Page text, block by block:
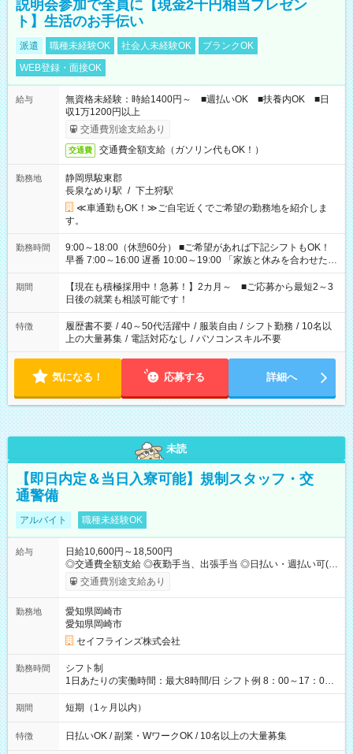
説明会参加で全員に【現金2千円相当プレゼン
ト】生活のお手伝い
派遣 職種未経験OK 社会人未経験OK
ブランクOK
WEB登録・面接OK
給与
無資格未経験：時給1400円～ ■週払いOK ■扶養内OK ■日
収1万1200円以上
交通費別途支給あり
交通費 交通費全額支給（ガソリン代もOK！）
勤務地
静岡県駿東郡
長泉なめり駅 / 下土狩駅
≪車通勤もOK！≫ご自宅近くでご希望の勤務地を紹介しま
す。
勤務時間
9:00～18:00（休憩60分） ■ご希望があれば下記シフトもOK！
早番 7:00～16:00 遅番 10:00～19:00 「家族と休みを合わせた
い」 「余裕を持って夕飯の準備がしたい」 「できれば残業はし
たくない」 など、ご希望を教えてくださいね。 ※Wワーク希望
の方へ 今ご覧のお仕事で希望する勤務時間と、もう1つのお仕事
の勤務時間。 合計で週40時間を超える場合は応募できません。
期間
【現在も積極採用中！急募！】2カ月～ ■ご応募から最短2～3
日後の就業も相談可能です！
特徴 履歴書不要 / 40～50代活躍中 / 服装自由 / シフト勤務 / 10名以
上の大量募集 / 電話対応なし / パソコンスキル不要
気になる！ 応募する 詳細へ
未読
【即日内定＆当日入寮可能】規制スタッフ・交
通警備
アルバイト 職種未経験OK
給与
日給10,600円～18,500円
◎交通費全額支給 ◎夜勤手当、出張手当 ◎日払い・週払い可(希
望者／条件有) ＜月収例＞ 日給10,600円×22日稼働＝23.5万円/
試用期間の長さ：3ヶ月 雇用形態、給与は本採用時と同じです。
交通費別途支給あり
勤務地
愛知県岡崎市
愛知県岡崎市
セイフラインズ株式会社
勤務時間
シフト制
1日あたりの実働時間：最大8時間/日 シフト例 8：00～17：00
21：00～6：00 ※現場によっては多少時間は前後します ▶残業
ほとんどなし！ ▶時間より早く終わることの方が多いと思いま
も日給は同額支給！
期間 短期（1ヶ月以内）
特徴 日払いOK / 副業・WワークOK / 10名以上の大量募集